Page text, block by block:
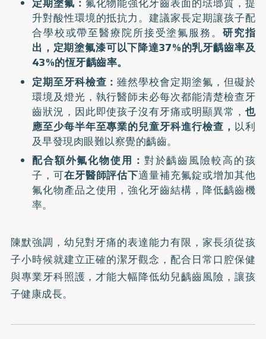
定期塗氟： 氟化物能強化牙齒表面的琺瑯質，提
升對酸性環境的抵抗力。建議家長定期讓孩子配
合學校或帶至醫療院所接受塗氟服務。 研究指
出，定期塗氟漆可以下降達37%的乳牙齲齒率及
43%的恆牙齲齒率。
定期至牙科檢查：雖然學校會定期塗氟，但礙於
環境及燈光，執行醫師未必每次都能清楚檢查牙
齒狀況，因此即使孩子沒有牙痛或明顯異常， 也
應至少每半年至專業的兒童牙科進行檢查， 以利
及早發現肉眼難以察覺的齲齒。
配合額外氟化物使用： 對於齲齒風險較高的孩
子，可在牙醫師評估下適量補充氟錠或增加其他
氟化物產品之使用，強化牙齒結構，降低齲齒機
率。
陳默強調，幼兒對牙痛的表達能力有限，家長須從孩
子小時候就建立正確的潔牙觀念，配合日常口腔保健
與專業牙科照護，才能大幅降低幼兒齲齒風險，讓孩
子健康成長。